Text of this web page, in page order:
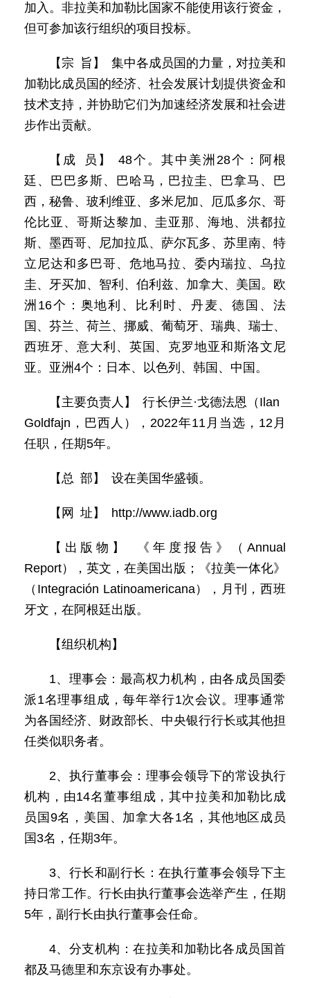
加入。非拉美和加勒比国家不能使用该行资金，
但可参加该行组织的项目投标。
【宗 旨】 集中各成员国的力量，对拉美和
加勒比成员国的经济、社会发展计划提供资金和
技术支持，并协助它们为加速经济发展和社会进
步作出贡献。
【成 员】 48个。其中美洲28个：阿根
廷、巴巴多斯、巴哈马，巴拉圭、巴拿马、巴
西，秘鲁、玻利维亚、多米尼加、厄瓜多尔、哥
伦比亚、哥斯达黎加、圭亚那、海地、洪都拉
斯、墨西哥、尼加拉瓜、萨尔瓦多、苏里南、特
立尼达和多巴哥、危地马拉、委内瑞拉、乌拉
圭、牙买加、智利、伯利兹、加拿大、美国。欧
洲16个：奥地利、比利时、丹麦、德国、法
国、芬兰、荷兰、挪威、葡萄牙、瑞典、瑞士、
西班牙、意大利、英国、克罗地亚和斯洛文尼
亚。亚洲4个：日本、以色列、韩国、中国。
【主要负责人】 行长伊兰·戈德法恩（Ilan
Goldfajn，巴西人），2022年11月当选，12月
任职，任期5年。
【总 部】 设在美国华盛顿。
【网 址】 http://www.iadb.org
【出版物】 《年度报告》（Annual
Report），英文，在美国出版；《拉美一体化》
（Integración Latinoamericana），月刊，西班
牙文，在阿根廷出版。
【组织机构】
1、理事会：最高权力机构，由各成员国委
派1名理事组成，每年举行1次会议。理事通常
为各国经济、财政部长、中央银行行长或其他担
任类似职务者。
2、执行董事会：理事会领导下的常设执行
机构，由14名董事组成，其中拉美和加勒比成
员国9名，美国、加拿大各1名，其他地区成员
国3名，任期3年。
3、行长和副行长：在执行董事会领导下主
持日常工作。行长由执行董事会选举产生，任期
5年，副行长由执行董事会任命。
4、分支机构：在拉美和加勒比各成员国首
都及马德里和东京设有办事处。